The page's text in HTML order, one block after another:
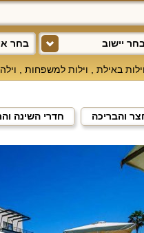
בחר יישוב
וילות באילת וילות למשפחות
והבריכה חדרי השינה